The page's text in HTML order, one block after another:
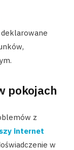
pokojach
z
internet
w